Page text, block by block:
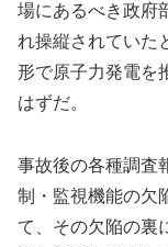
場にあるべき政府
れ操縦されていた
形で原子力発電を
はずだ。
事故後の各種調査
制・監視機能の欠
て、その欠陥の裏